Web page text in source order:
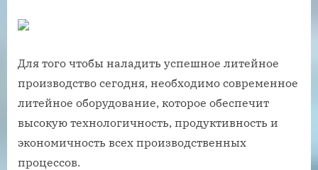
Для того чтобы наладить успешное литейное
производство сегодня, необходимо современное
литейное оборудование, которое обеспечит
высокую технологичность, продуктивность и
экономичность всех производственных
процессов.